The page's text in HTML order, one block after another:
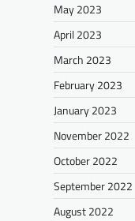
May 2023
April 2023
March 2023
February 2023
January 2023
November 2022
October 2022
September 2022
August 2022